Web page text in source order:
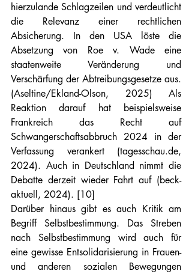
hierzulande Schlagzeilen und verdeutlicht
die Relevanz einer rechtlichen
Absicherung. In den USA löste die
Absetzung von Roe v. Wade eine
staatenweite Veränderung und
Verschärfung der Abtreibungsgesetze aus.
(Aseltine/Ekland-Olson, 2025) Als
Reaktion darauf hat beispielsweise
Frankreich das Recht auf
Schwangerschaftsabbruch 2024 in der
Verfassung verankert (tagesschau.de,
2024). Auch in Deutschland nimmt die
Debatte derzeit wieder Fahrt auf (beck-
aktuell, 2024). [10]
Darüber hinaus gibt es auch Kritik am
Begriff Selbstbestimmung. Das Streben
nach Selbstbestimmung wird auch für
eine gewisse Entsolidarisierung in Frauen-
und anderen sozialen Bewegungen